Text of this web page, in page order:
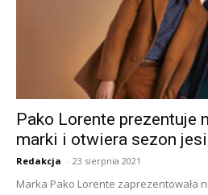
Pako Lorente prezentuje
marki i otwiera sezon
Redakcja - 23 sierpnia 2021
Marka Pako Lorente zaprezentowała